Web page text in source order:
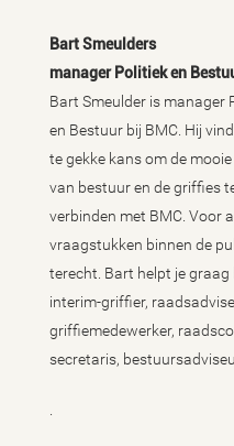
Bart Smeulders
manager Politiek en
Bart Smeulder is manager
en Bestuur bij BMC. Hij
te gekke kans om de mooie
van bestuur en de griffies
verbinden met BMC. Voor
vraagstukken binnen de
terecht. Bart helpt je
interim-griffier,
griffiemedewerker,
secretaris,